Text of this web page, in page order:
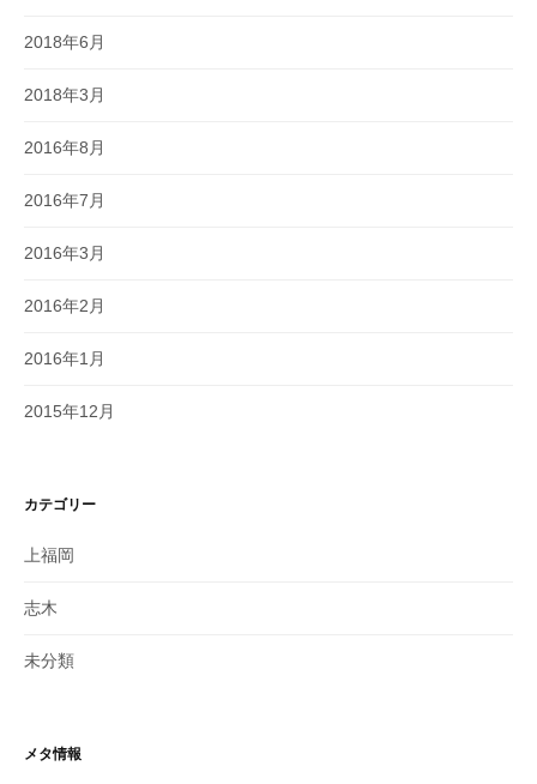
2018年6月
2018年3月
2016年8月
2016年7月
2016年3月
2016年2月
2016年1月
2015年12月
カテゴリー
上福岡
志木
未分類
メタ情報